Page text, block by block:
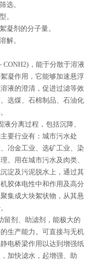
选。
。
剂的分子量。
解。
，能于分散于溶液
凝作用，它能够加速悬浮
液的澄清，促进过滤等效
选煤、石棉制品、石油化
分离过程，包括沉降、
要行业有：城市污水处
冶金工业、选矿工业、染
。用在城市污水及肉类、
淀及污泥脱水上，通过其
胶体电性中和作用及高分
集成大块絮状物，从其悬
留剂、助滤剂，能极大的
生产能力。可直接与无机
电桥梁作用以达到增强纸
加快滤水，起增强、助